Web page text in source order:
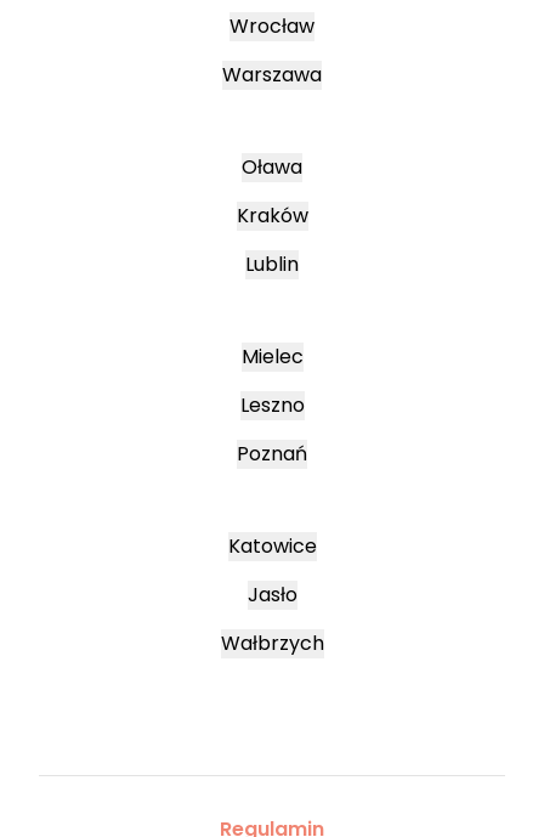
Wrocław
Warszawa
Oława
Kraków
Lublin
Mielec
Leszno
Poznań
Katowice
Jasło
Wałbrzych
Regulamin